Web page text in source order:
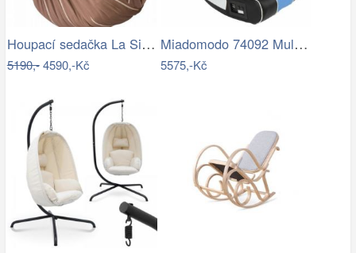
Houpací sedačka La Siesta HABANA - IN
5190,-4590,-Kč
Miadomodo 74092 Multimediální křeslo,…
5575,-Kč